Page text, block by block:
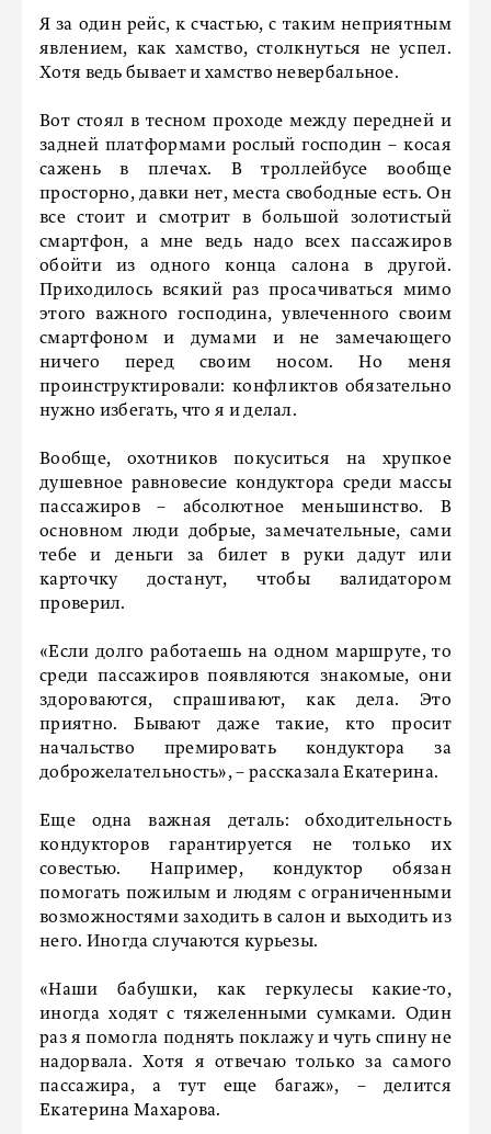
Я за один рейс, к счастью, с таким неприятным
явлением, как хамство, столкнуться не успел.
Хотя ведь бывает и хамство невербальное.
Вот стоял в тесном проходе между передней и
задней платформами рослый господин – косая
сажень в плечах. В троллейбусе вообще
просторно, давки нет, места свободные есть. Он
все стоит и смотрит в большой золотистый
смартфон, а мне ведь надо всех пассажиров
обойти из одного конца салона в другой.
Приходилось всякий раз просачиваться мимо
этого важного господина, увлеченного своим
смартфоном и думами и не замечающего
ничего перед своим носом. Но меня
проинструктировали: конфликтов обязательно
нужно избегать, что я и делал.
Вообще, охотников покуситься на хрупкое
душевное равновесие кондуктора среди массы
пассажиров – абсолютное меньшинство. В
основном люди добрые, замечательные, сами
тебе и деньги за билет в руки дадут или
карточку достанут, чтобы валидатором
проверил.
«Если долго работаешь на одном маршруте, то
среди пассажиров появляются знакомые, они
здороваются, спрашивают, как дела. Это
приятно. Бывают даже такие, кто просит
начальство премировать кондуктора за
доброжелательность», – рассказала Екатерина.
Еще одна важная деталь: обходительность
кондукторов гарантируется не только их
совестью. Например, кондуктор обязан
помогать пожилым и людям с ограниченными
возможностями заходить в салон и выходить из
него. Иногда случаются курьезы.
«Наши бабушки, как геркулесы какие-то,
иногда ходят с тяжеленными сумками. Один
раз я помогла поднять поклажу и чуть спину не
надорвала. Хотя я отвечаю только за самого
пассажира, а тут еще багаж», – делится
Екатерина Махарова.